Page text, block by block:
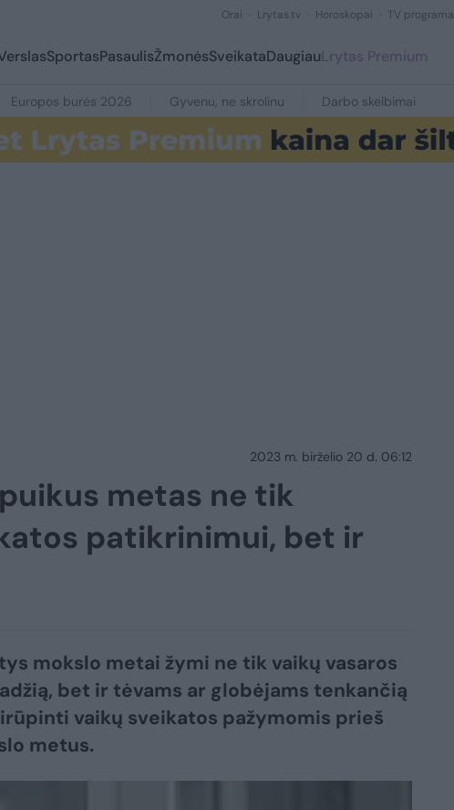
Orai Lrytas.tv Horoskopai TV programa
SportasPasaulisŽmonėsSveikataDaugiauLrytas Premium
Europos burės 2026 Gyvenu, ne skrolinu Darbo skelbimai
2023 m. birželio 20 d. 06:12
metas ne tik
patikrinimui, bet ir
mokslo metai žymi ne tik vaikų vasaros
bet ir tėvams ar globėjams tenkančią
vaikų sveikatos pažymomis prieš
metus.